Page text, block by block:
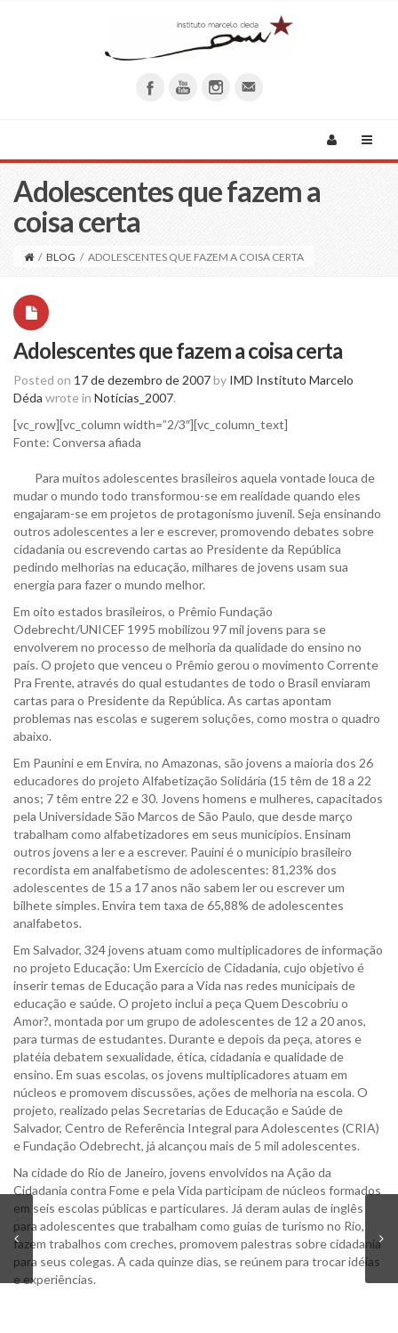
Adolescentes que fazem a
coisa certa
/ BLOG / ADOLESCENTES QUE FAZEM A COISA CERTA
Adolescentes que fazem a coisa certa
Posted on 17 de dezembro de 2007by IMD Instituto Marcelo
Déda wrote in Notícias_2007.
[vc_row][vc_column width=”2/3″][vc_column_text]
Fonte: Conversa afiada
Para muitos adolescentes brasileiros aquela vontade louca de
mudar o mundo todo transformou-se em realidade quando eles
engajaram-se em projetos de protagonismo juvenil. Seja ensinando
outros adolescentes a ler e escrever, promovendo debates sobre
cidadania ou escrevendo cartas ao Presidente da República
pedindo melhorias na educação, milhares de jovens usam sua
energia para fazer o mundo melhor.
Em oito estados brasileiros, o Prêmio Fundação
Odebrecht/UNICEF 1995 mobilizou 97 mil jovens para se
envolverem no processo de melhoria da qualidade do ensino no
país. O projeto que venceu o Prêmio gerou o movimento Corrente
Pra Frente, através do qual estudantes de todo o Brasil enviaram
cartas para o Presidente da República. As cartas apontam
problemas nas escolas e sugerem soluções, como mostra o quadro
abaixo.
Em Paunini e em Envira, no Amazonas, são jovens a maioria dos 26
educadores do projeto Alfabetização Solidária (15 têm de 18 a 22
anos; 7 têm entre 22 e 30. Jovens homens e mulheres, capacitados
pela Universidade São Marcos de São Paulo, que desde março
trabalham como alfabetizadores em seus municípios. Ensinam
outros jovens a ler e a escrever. Pauini é o município brasileiro
recordista em analfabetismo de adolescentes: 81,23% dos
adolescentes de 15 a 17 anos não sabem ler ou escrever um
bilhete simples. Envira tem taxa de 65,88% de adolescentes
analfabetos.
Em Salvador, 324 jovens atuam como multiplicadores de informação
no projeto Educação: Um Exercício de Cidadania, cujo objetivo é
inserir temas de Educação para a Vida nas redes municipais de
educação e saúde. O projeto inclui a peça Quem Descobriu o
Amor?, montada por um grupo de adolescentes de 12 a 20 anos,
para turmas de estudantes. Durante e depois da peça, atores e
platéia debatem sexualidade, ética, cidadania e qualidade de
ensino. Em suas escolas, os jovens multiplicadores atuam em
núcleos e promovem discussões, ações de melhoria na escola. O
projeto, realizado pelas Secretarias de Educação e Saúde de
Salvador, Centro de Referência Integral para Adolescentes (CRIA)
e Fundação Odebrecht, já alcançou mais de 5 mil adolescentes.
Na cidade do Rio de Janeiro, jovens envolvidos na Ação da
Cidadania contra Fome e pela Vida participam de núcleos formados
em seis escolas públicas e particulares. Já deram aulas de inglês
para adolescentes que trabalham como guias de turismo no Rio,
fazem trabalhos com creches, promovem palestras sobre cidadania
para seus colegas. A cada quinze dias, se reúnem para trocar idéias
e experiências.